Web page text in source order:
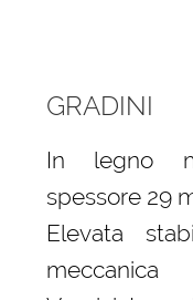
GRADINI
In legno
spessore 29
Elevata
meccanica